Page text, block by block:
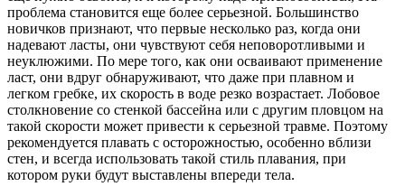
проблема становится еще более серьезной. Большинство
новичков признают, что первые несколько раз, когда они
надевают ласты, они чувствуют себя неповоротливыми и
неуклюжими. По мере того, как они осваивают применение
ласт, они вдруг обнаруживают, что даже при плавном и
легком гребке, их скорость в воде резко возрастает. Лобовое
столкновение со стенкой бассейна или с другим пловцом на
такой скорости может привести к серьезной травме. Поэтому
рекомендуется плавать с осторожностью, особенно вблизи
стен, и всегда использовать такой стиль плавания, при
котором руки будут выставлены впереди тела.